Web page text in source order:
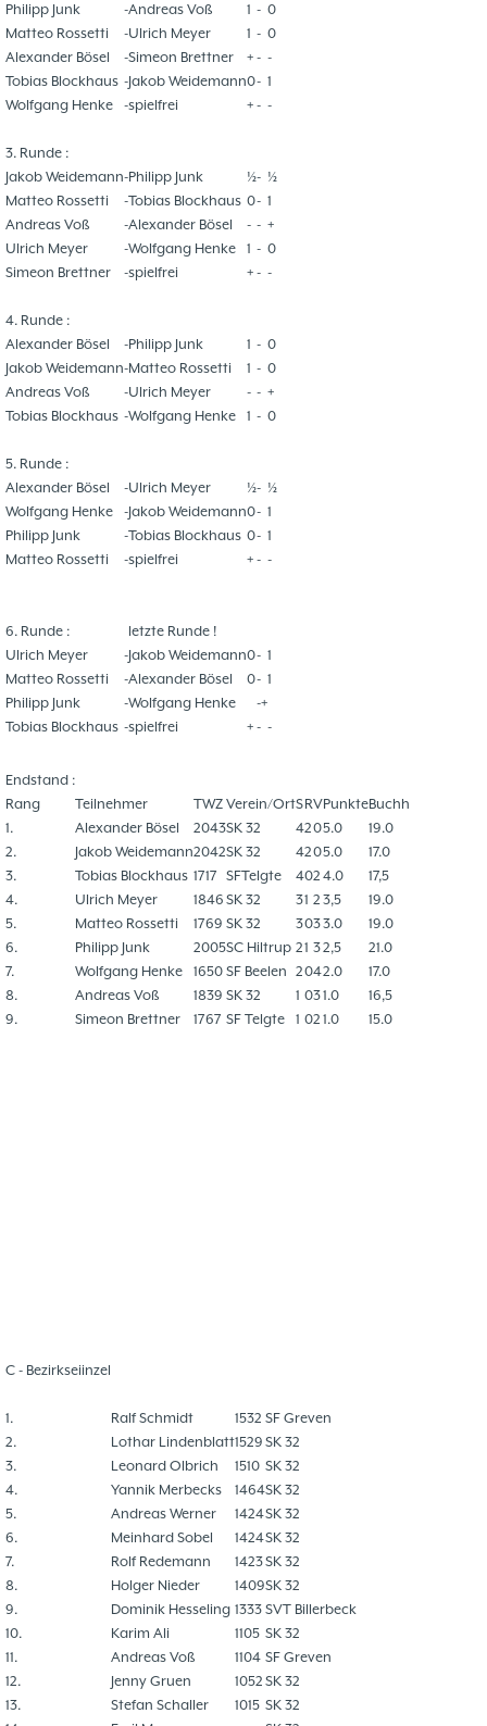
Philipp Junk
-Andreas Voß 1 - 0
Matteo Rossetti
-Ulrich Meyer 1 - 0
Alexander Bösel
-Simeon Brettner + - -
Tobias Blockhaus -Jakob Weidemann0- 1
Wolfgang Henke
-spielfrei + - -
3. Runde :
Jakob Weidemann-Philipp Junk ½- ½
Matteo Rossetti
-Tobias Blockhaus 0- 1
Andreas Voß
-Alexander Bösel - - +
Ulrich Meyer
-Wolfgang Henke 1 - 0
Simeon Brettner
-spielfrei + - -
4. Runde :
Alexander Bösel
-Philipp Junk 1 - 0
Jakob Weidemann-Matteo Rossetti 1 - 0
Andreas Voß
-Ulrich Meyer - - +
Tobias Blockhaus -Wolfgang Henke 1 - 0
5. Runde :
Alexander Bösel
-Ulrich Meyer ½- ½
Wolfgang Henke
-Jakob Weidemann0- 1
Philipp Junk
-Tobias Blockhaus 0- 1
Matteo Rossetti
-spielfrei + - -
6. Runde :
letzte Runde !
Ulrich Meyer
-Jakob Weidemann0- 1
Matteo Rossetti
-Alexander Bösel 0- 1
Philipp Junk
-Wolfgang Henke
-+
Tobias Blockhaus -spielfrei + - -
Endstand :
Rang
Teilnehmer TWZ Verein/OrtSRVPunkteBuchh
1.
Alexander Bösel 2043SK 32 4205.0
19.0
2.
Jakob Weidemann2042SK 32 4205.0
17.0
3.
Tobias Blockhaus 1717 SFTelgte 402 4.0
17,5
4.
Ulrich Meyer 1846 SK 32 31 2 3,5
19.0
5.
Matteo Rossetti 1769 SK 32 3033.0
19.0
6.
Philipp Junk 2005SC Hiltrup 21 32,5
21.0
7.
Wolfgang Henke 1650 SF Beelen 2042.0
17.0
8.
Andreas Voß 1839 SK 32 1 031.0
16,5
9.
Simeon Brettner 1767 SF Telgte 1 02 1.0 15.0
C - Bezirkseiinzel
1. Ralf Schmidt 1532 SF Greven
2.
Lothar Lindenblatt1529 SK 32
3.
Leonard Olbrich 1510 SK 32
4.
Yannik Merbecks 1464SK 32
5.
Andreas Werner 1424SK 32
6.
Meinhard Sobel 1424SK 32
7.
Rolf Redemann 1423SK 32
8.
Holger Nieder 1409SK 32
9.
Dominik Hesseling 1333 SVT Billerbeck
10.
Karim Ali 1105 SK 32
11.
Andreas Voß 1104 SF Greven
12.
Jenny Gruen 1052 SK 32
13.
Stefan Schaller 1015 SK 32